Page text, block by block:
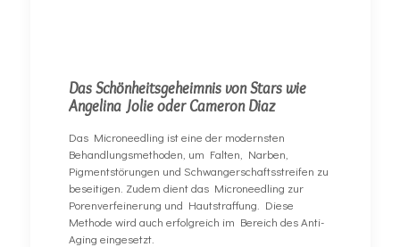
Das Schönheitsgeheimnis von Stars wie
Angelina Jolie oder Cameron Diaz
Das Microneedling ist eine der modernsten
Behandlungsmethoden, um Falten, Narben,
Pigmentstörungen und Schwangerschaftsstreifen zu
beseitigen. Zudem dient das Microneedling zur
Porenverfeinerung und Hautstraffung. Diese
Methode wird auch erfolgreich im Bereich des Anti-
Aging eingesetzt.